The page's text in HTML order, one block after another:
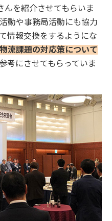
んを紹介させてもらいま
動や事務局活動にも協力
情報交換をするようにな
物流課題の対応策について
考にさせてもらっていま